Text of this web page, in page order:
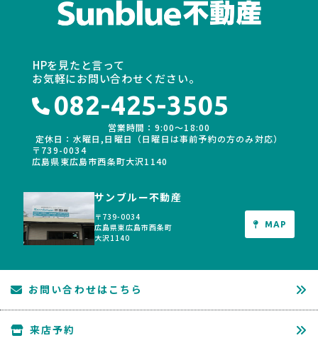
HPを見たと言って
お気軽にお問い合わせください。
082-425-3505
営業時間：9:00〜18:00
定休日：水曜日,日曜日（日曜日は事前予約の方のみ対応）
〒739-0034
広島県東広島市西条町大沢1140
サンブルー不動産
〒739-0034
広島県東広島市西条町
大沢1140
MAP
お問い合わせはこちら
来店予約